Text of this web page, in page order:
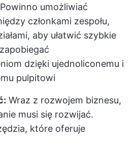
Powinno umożliwiać
członkami zespołu,
aby ułatwić szybkie
dzięki ujednoliconemu i
pulpitowi
Wraz z rozwojem biznesu,
musi się rozwijać.
które oferuje